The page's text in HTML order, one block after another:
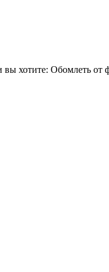
хотите: Обомлеть от